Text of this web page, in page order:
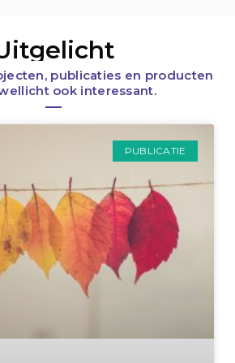
publicaties en producten
ook interessant.
PUBLICATIE